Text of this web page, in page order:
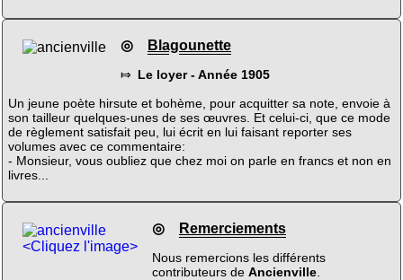
◎ Blagounette
⤇ Le loyer - Année 1905
Un jeune poète hirsute et bohème, pour acquitter sa note, envoie à
son tailleur quelques-unes de ses œuvres. Et celui-ci, que ce mode
de règlement satisfait peu, lui écrit en lui faisant reporter ses
volumes avec ce commentaire:
- Monsieur, vous oubliez que chez moi on parle en francs et non en
livres...
<Cliquez l'image>
◎ Remerciements
Nous remercions les différents
contributeurs de Ancienville.